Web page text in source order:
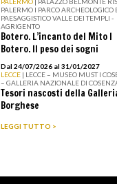
PALERMO I PARCO ARCHEOLOGICO
PAESAGGISTICO VALLE DEI TEMPLI -
AGRIGENTO
Botero. L’incanto del Mito I
Botero. Il peso dei sogni
Dal 24/07/2026 al 31/01/2027
LECCE | LECCE – MUSEO MUST I
– GALLERIA NAZIONALE DI
Tesori nascosti della
Borghese
LEGGI TUTTO >